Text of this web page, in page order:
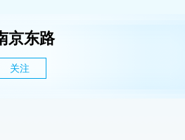
京东路
关注